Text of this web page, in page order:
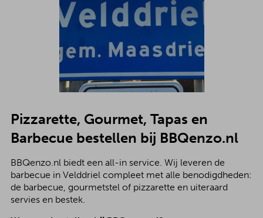
Pizzarette, Gourmet, Tapas en
Barbecue bestellen bij BBQenzo.nl
BBQenzo.nl biedt een all-in service. Wij leveren de
barbecue in Velddriel compleet met alle benodigdheden:
de barbecue, gourmetstel of pizzarette en uiteraard
servies en bestek.